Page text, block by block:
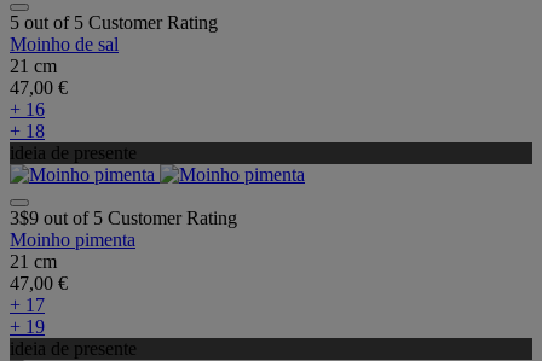
5 out of 5 Customer Rating
Moinho de sal
21 cm
47,00 €
+ 16
+ 18
ideia de presente
3$9 out of 5 Customer Rating
Moinho pimenta
21 cm
47,00 €
+ 17
+ 19
ideia de presente